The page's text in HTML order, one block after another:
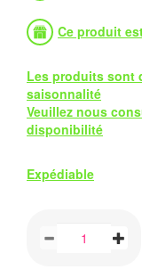
Ce produit
Les produits sont
saisonnalité
Veuillez nous
disponibilité
Expédiable